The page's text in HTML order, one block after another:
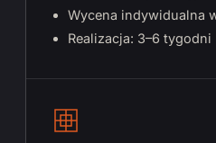
Wycena indywidualna
Realizacja: 3–6 tygodni